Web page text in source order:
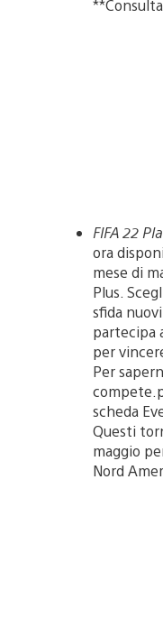
**Consulta
FIFA 22
ora
mese di
Plus.
sfida
partecipa
per
Per
scheda
Questi
maggio
Nord